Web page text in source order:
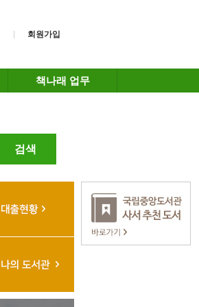
회원가입
책나래 업무
검색